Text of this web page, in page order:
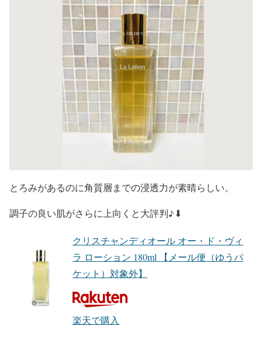
とろみがあるのに角質層までの浸透力が素晴らしい。
調子の良い肌がさらに上向くと大評判♪⬇︎
クリスチャンディオール オー・ド・ヴィ
ラ ローション 180ml 【メール便（ゆうパ
ケット）対象外】
楽天で購入